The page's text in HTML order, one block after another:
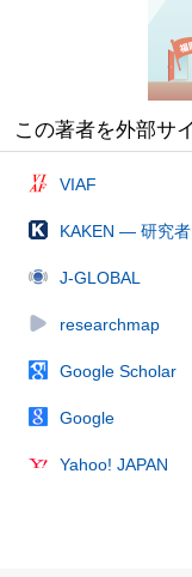
この著者を外部サ
VIAF
KAKEN — 研究
J-GLOBAL
researchmap
Google Scholar
Google
Yahoo! JAPAN